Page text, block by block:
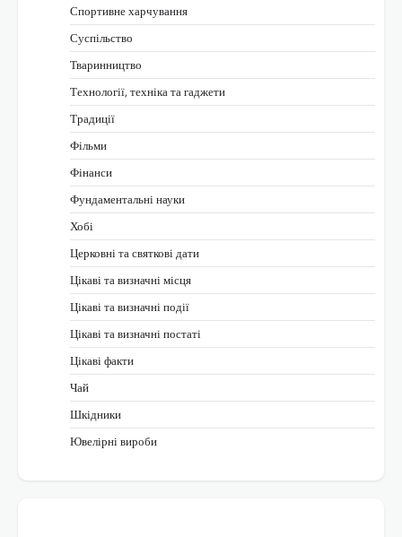
Спортивне харчування
Суспільство
Тваринництво
Технології, техніка та гаджети
Традиції
Фільми
Фінанси
Фундаментальні науки
Хобі
Церковні та святкові дати
Цікаві та визначні місця
Цікаві та визначні події
Цікаві та визначні постаті
Цікаві факти
Чай
Шкідники
Ювелірні вироби